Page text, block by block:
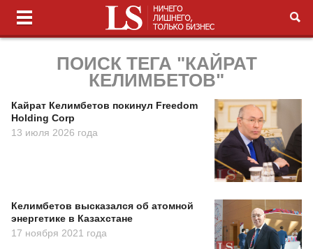
ПОИСК ТЕГА "КАЙРАТ
КЕЛИМБЕТОВ"
Кайрат Келимбетов покинул Freedom
Holding Corp
13 июля 2026 года
Келимбетов высказался об атомной
энергетике в Казахстане
17 ноября 2021 года